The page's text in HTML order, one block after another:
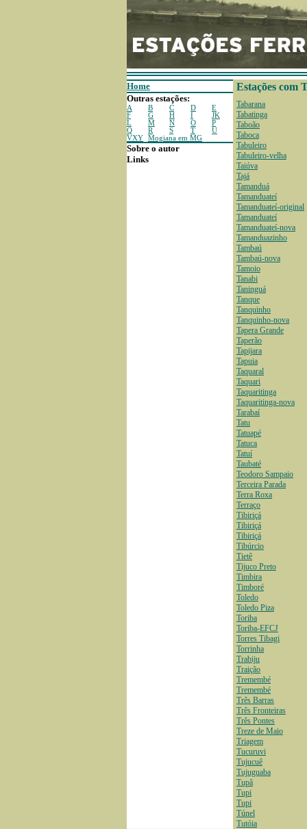
Home
Outras estações:
A B C D
E
F
G H I
JK
L
M N O
P
Q
R S T
U
VXY
Mogiana em MG
Sobre o autor
Links
Estações com
Tabarana
Tabatinga
Taboão
Taboca
Tabuleiro
Tabuleiro-velha
Taiúva
Tajá
Tamanduá
Tamanduateí
Tamanduateí-original
Tamanduateí
Tamanduateí-nova
Tamanduazinho
Tambaú
Tambaú-nova
Tamoio
Tanabi
Taninguá
Tanque
Tanquinho
Tanquinho-nova
Tapera Grande
Taperão
Tapijara
Tapuia
Taquaral
Taquari
Taquaritinga
Taquaritinga-nova
Tarabaí
Tatu
Tatuapé
Tatuca
Tatuí
Taubaté
Teodoro Sampaio
Terceira Parada
Terra Roxa
Terraço
Tibiriçá
Tibiriçá
Tibiriçá
Tibúrcio
Tietê
Tijuco Preto
Timbira
Timboré
Toledo
Toledo Piza
Toriba
Toriba-EFCJ
Torres Tibagi
Torrinha
Trabiju
Traição
Tremembé
Tremembé
Três Barras
Três Fronteiras
Três Pontes
Treze de Maio
Triagem
Tucuruvi
Tujucuê
Tujuguaba
Tupã
Tupi
Tupi
Túnel
Tutóia